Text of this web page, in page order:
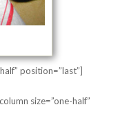
position=”last”]
size=”one-half”